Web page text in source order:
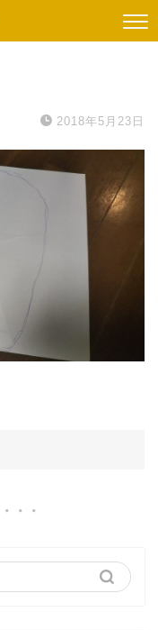
2018年5月23日